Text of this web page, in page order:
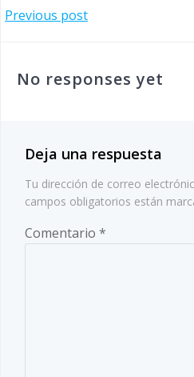
Navegación
de
entradas
Previous post
No responses yet
Deja una respuesta
Tu dirección de correo
campos obligatorios están
Comentario *